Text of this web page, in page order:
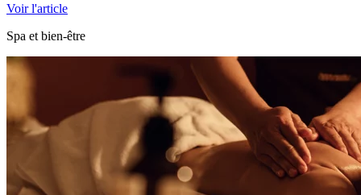
Voir l'article
Spa et bien-être